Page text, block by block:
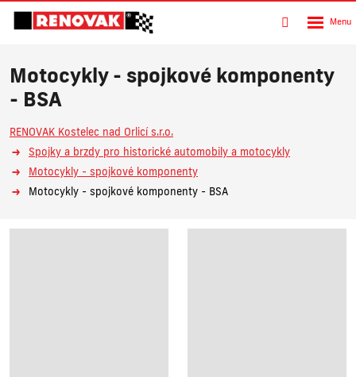
Vyhledávání
Motocykly - spojkové komponenty
- BSA
RENOVAK Kostelec nad Orlicí s.r.o.
Spojky a brzdy pro historické automobily a motocykly
Motocykly - spojkové komponenty
Motocykly - spojkové komponenty - BSA